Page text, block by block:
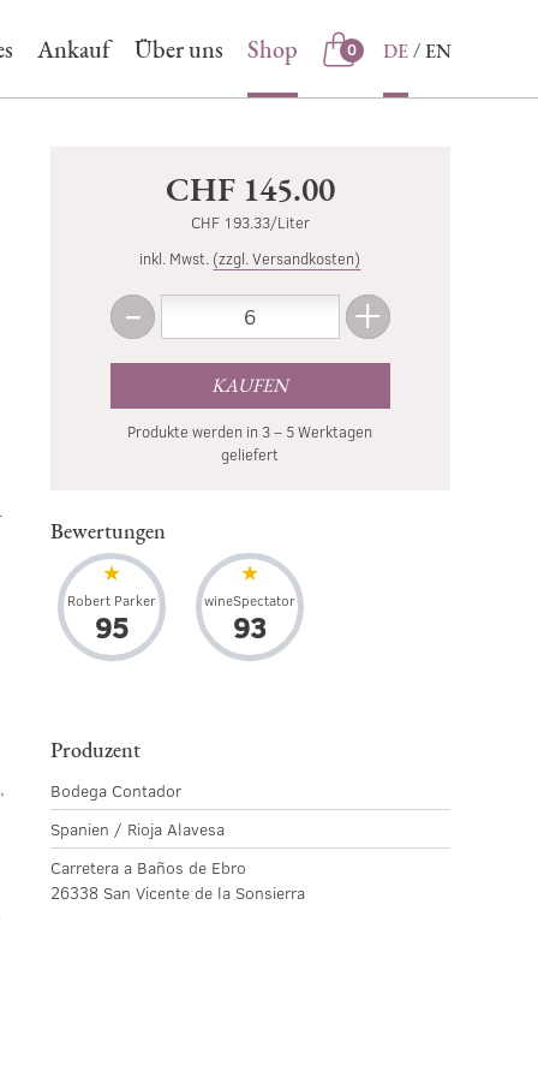
Shop
0
Ankauf Über uns Shop DE EN
CHF 145.00
CHF 193.33/Liter
inkl. Mwst. (zzgl. Versandkosten)
-Weniger +Mehr
KAUFEN
Produkte werden in 3 – 5 Werktagen
geliefert
Bewertungen
Robert Parker
95
wineSpectator
93
Produzent
Bodega Contador
Spanien / Rioja Alavesa
Carretera a Baños de Ebro
26338 San Vicente de la Sonsierra